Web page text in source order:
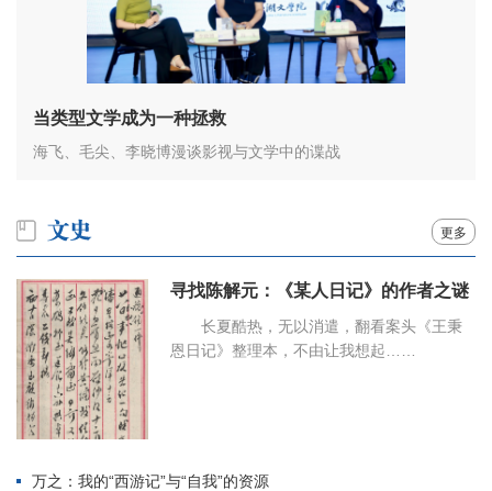
当类型文学成为一种拯救
海飞、毛尖、李晓博漫谈影视与文学中的谍战
更多
寻找陈解元：《某人日记》的作者之谜
长夏酷热，无以消遣，翻看案头《王秉
恩日记》整理本，不由让我想起……
万之：我的“西游记”与“自我”的资源